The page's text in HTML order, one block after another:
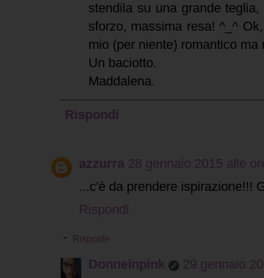
stendila su una grande
sforzo, massima resa! ^_^
mio (per niente) romantico ma
Un baciotto.
Maddalena.
Rispondi
azzurra 28 gennaio 2015 alle
...c'è da prendere ispirazione!!!
Rispondi
Risposte
Donneinpink
29 gennaio